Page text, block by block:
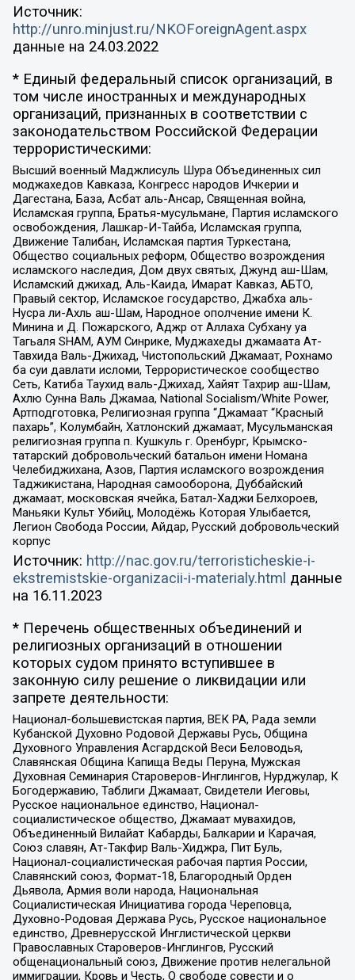
Источник:
http://unro.minjust.ru/NKOForeignAgent.aspx
данные на 24.03.2022
* Единый федеральный список организаций, в
том числе иностранных и международных
организаций, признанных в соответствии с
законодательством Российской Федерации
террористическими:
Высший военный Маджлисуль Шура Объединенных сил
моджахедов Кавказа, Конгресс народов Ичкерии и
Дагестана, База, Асбат аль-Ансар, Священная война,
Исламская группа, Братья-мусульмане, Партия исламского
освобождения, Лашкар-И-Тайба, Исламская группа,
Движение Талибан, Исламская партия Туркестана,
Общество социальных реформ, Общество возрождения
исламского наследия, Дом двух святых, Джунд аш-Шам,
Исламский джихад, Аль-Каида, Имарат Кавказ, АБТО,
Правый сектор, Исламское государство, Джабха аль-
Нусра ли-Ахль аш-Шам, Народное ополчение имени К.
Минина и Д. Пожарского, Аджр от Аллаха Субхану уа
Тагьаля SHAM, АУМ Синрике, Муджахеды джамаата Ат-
Тавхида Валь-Джихад, Чистопольский Джамаат, Рохнамо
ба суи давлати исломи, Террористическое сообщество
Сеть, Катиба Таухид валь-Джихад, Хайят Тахрир аш-Шам,
Ахлю Сунна Валь Джамаа, National Socialism/White Power,
Артподготовка, Религиозная группа “Джамаат “Красный
пахарь”, Колумбайн, Хатлонский джамаат, Мусульманская
религиозная группа п. Кушкуль г. Оренбург, Крымско-
татарский добровольческий батальон имени Номана
Челебиджихана, Азов, Партия исламского возрождения
Таджикистана, Народная самооборона, Дуббайский
джамаат, московская ячейка, Батал-Хаджи Белхороев,
Маньяки Культ Убийц, Молодёжь Которая Улыбается,
Легион Свобода России, Айдар, Русский добровольческий
корпус
Источник: http://nac.gov.ru/terroristicheskie-i-
ekstremistskie-organizacii-i-materialy.html данные
на 16.11.2023
* Перечень общественных объединений и
религиозных организаций в отношении
которых судом принято вступившее в
законную силу решение о ликвидации или
запрете деятельности:
Национал-большевистская партия, ВЕК РА, Рада земли
Кубанской Духовно Родовой Державы Русь, Община
Духовного Управления Асгардской Веси Беловодья,
Славянская Община Капища Веды Перуна, Мужская
Духовная Семинария Староверов-Инглингов, Нурджулар, К
Богодержавию, Таблиги Джамаат, Свидетели Иеговы,
Русское национальное единство, Национал-
социалистическое общество, Джамаат мувахидов,
Объединенный Вилайат Кабарды, Балкарии и Карачая,
Союз славян, Ат-Такфир Валь-Хиджра, Пит Буль,
Национал-социалистическая рабочая партия России,
Славянский союз, Формат-18, Благородный Орден
Дьявола, Армия воли народа, Национальная
Социалистическая Инициатива города Череповца,
Духовно-Родовая Держава Русь, Русское национальное
единство, Древнерусской Инглистической церкви
Православных Староверов-Инглингов, Русский
общенациональный союз, Движение против нелегальной
иммиграции, Кровь и Честь, О свободе совести и о